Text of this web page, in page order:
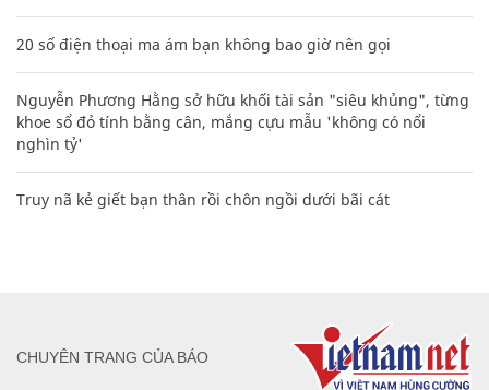
20 số điện thoại ma ám bạn không bao giờ nên gọi
Nguyễn Phương Hằng sở hữu khối tài sản "siêu khủng", từng
khoe sổ đỏ tính bằng cân, mắng cựu mẫu 'không có nổi
nghìn tỷ'
Truy nã kẻ giết bạn thân rồi chôn ngồi dưới bãi cát
CHUYÊN TRANG CỦA BÁO